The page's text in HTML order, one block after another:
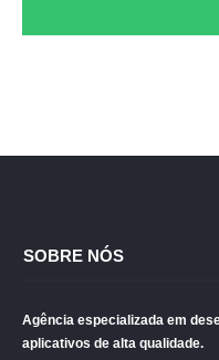
SOBRE NÓS
Agência especializada em
aplicativos de alta qualidade.